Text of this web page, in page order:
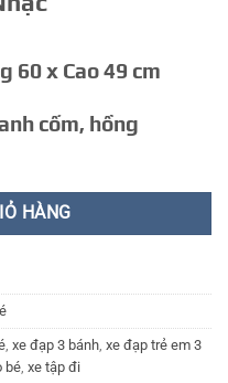
₫.
60 x Cao 49 cm
cốm, hồng
HÀNG
xe đạp 3 bánh xe đạp trẻ em 3
bé xe tập đi